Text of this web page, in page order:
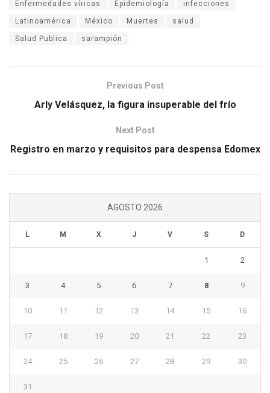
Enfermedades víricas Epidemiología infecciones
Latinoamérica México Muertes salud
Salud Publica sarampión
Previous Post
Arly Velásquez, la figura insuperable del frío
Next Post
Registro en marzo y requisitos para despensa Edomex
AGOSTO 2026
L M X J V S D
1 2
3 4 5 6 7 8 9
10 11 12 13 14 15 16
17 18 19 20 21 22 23
24 25 26 27 28 29 30
31